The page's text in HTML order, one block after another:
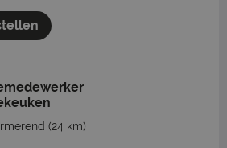
(24 km)